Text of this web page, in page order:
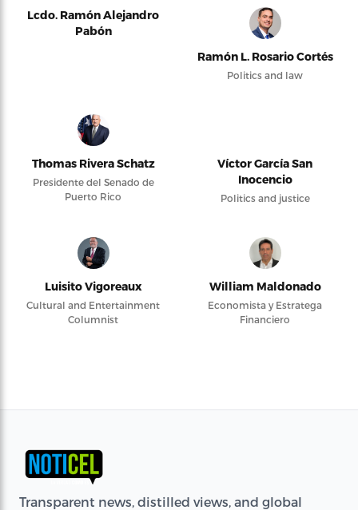
Lcdo. Ramón Alejandro
Pabón
Ramón L. Rosario Cortés
Politics and law
Thomas Rivera Schatz
Presidente del Senado de
Puerto Rico
Víctor García San
Inocencio
Politics and justice
Luisito Vigoreaux
Cultural and Entertainment
Columnist
William Maldonado
Economista y Estratega
Financiero
Transparent news, distilled views, and global